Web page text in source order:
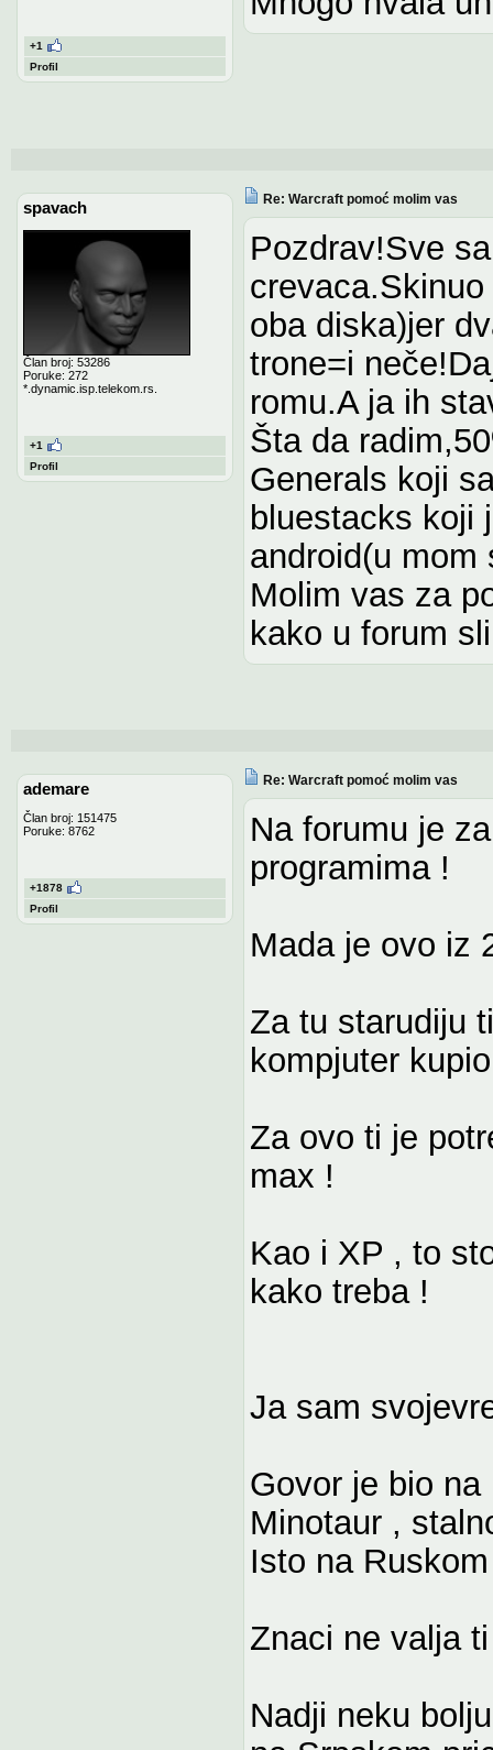
+1
Profil
spavach
Član broj: 53286
Poruke: 272
*.dynamic.isp.telekom.rs.
+1
Profil
Re: Warcraft pomoć molim vas
Pozdrav!Sve
oba diska)jer
trone=i
romu.A ja ih
Šta da
Generals koji
bluestacks koji
android(u mom
Molim vas za
kako u forum
ademare
Član broj: 151475
Poruke: 8762
+1878
Profil
Re: Warcraft pomoć molim vas
Na forumu je
programima !
Mada je ovo iz
Za tu starudiju
kompjuter
Za ovo ti je
max !
Kao i XP , to
kako treba !
Ja sam
Govor je bio
Minotaur ,
Isto na
Znaci ne valja
Nadji neku